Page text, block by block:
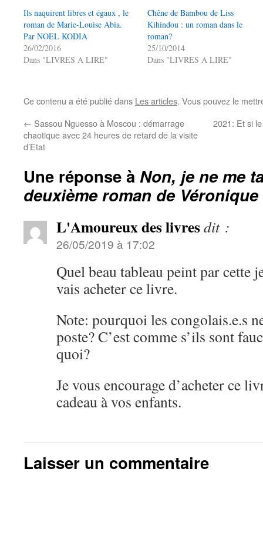
Ils naquirent libres et égaux , le
roman de Marie-Louise Abia.
Par NOEL KODIA
26/02/2016
Dans "LIVRES A LIRE"
Chêne de Bambou de Liss
Kihindou : un roman dans le
roman?
25/10/2014
Dans "LIVRES A LIRE"
Ce contenu a été publié dans Les articles. Vous pouvez le
← Sassou Nguesso à Moscou : démarrage
chaotique avec 24 heures de retard de la visite
d’Etat
2021: Et si
Une réponse à Non, je ne me
deuxième roman de
L'Amoureux des livresdit :
26/05/2019 à 17:02
Quel beau tableau peint par cette
vais acheter ce livre.
Note: pourquoi les congolais.e.s
poste? C’est comme s’ils sont
quoi?
Je vous encourage d’acheter ce
cadeau à vos enfants.
Laisser un commentaire